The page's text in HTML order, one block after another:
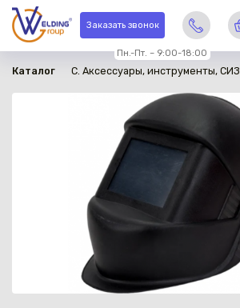
Заказать звонок
Пн.-Пт. – 9:00-18:00
Каталог C. Аксессуары, инструменты, СИЗ
в наличии